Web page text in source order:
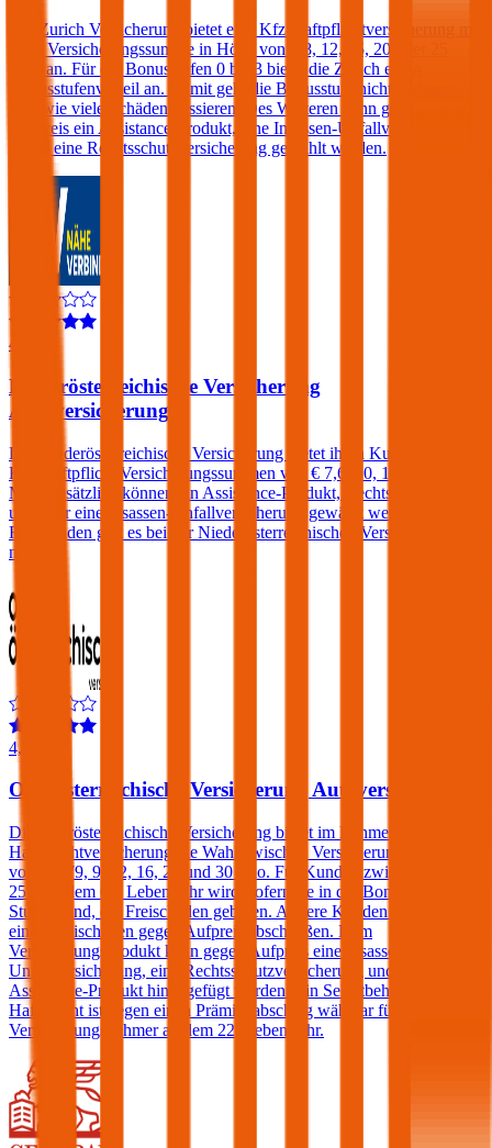
Die Zurich Versicherung bietet eine Kfz-Haftpflichtversicherung mit
einer Versicherungssumme in Höhe von € 8, 12, 15, 20 oder 25
Mio. an. Für die Bonusstufen 0 bis 3 bietet die Zurich einen
Bonusstufenvorteil an. Damit geht die Bonusstufe nicht verloren,
egal wie viele Schäden passieren. Des Weiteren kann gegen einen
Aufpreis ein Assistance-Produkt, eine Insassen-Unfallversicherung
sowie eine Rechtsschutzversicherung gewählt werden.
4,1
Niederösterreichische Versicherung
Autoversicherung
Die Niederösterreichische Versicherung bietet ihren Kunden in der
Kfz-Haftpflicht Versicherungssummen von € 7,6, 10, 15 und 20
Mio. Zusätzlich können ein Assistance-Produkt, Rechtsschutz
und/oder eine Insassen-Unfallversicherung gewählt werden. Einen
Freischaden gibt es bei der Niederösterreichischen Versicherung
nicht.
4,5
Oberösterreichische Versicherung Autoversicherung
Die Oberösterreichische Versicherung bietet im Rahmen der Kfz-
Haftpflichtversicherung die Wahl zwischen Versicherungssummen
von € 7,79, 9, 12, 16, 20 und 30 Mio. Für Kunden zwischen dem
25. und dem 69. Lebensjahr wird, sofern sie in der Bonus Malus-
Stufe 0 sind, ein Freischaden geboten. Andere Kunden können
einen Freischaden gegen Aufpreis abschließen. Dem
Versicherungsprodukt kann gegen Aufpreis eine Insassen-
Unfallversicherung, eine Rechtsschutzversicherung und/oder ein
Assistance-Produkt hinzugefügt werden. Ein Selbstbehalt in der
Haftpflicht ist gegen einen Prämienabschlag wählbar für
Versicherungsnehmer ab dem 22. Lebensjahr.